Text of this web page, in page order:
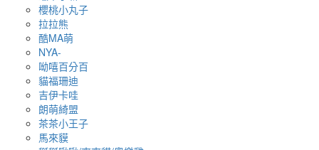
櫻桃小丸子
拉拉熊
酷MA萌
NYA-
呦嘻百分百
貓福珊迪
吉伊卡哇
朗萌綺盟
茶茶小王子
馬來貘